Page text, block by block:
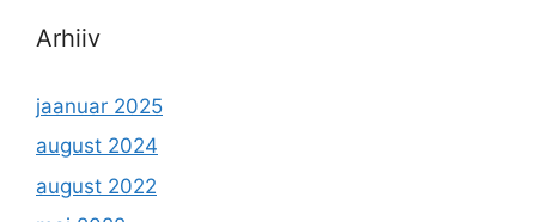
Arhiiv
jaanuar 2025
august 2024
august 2022